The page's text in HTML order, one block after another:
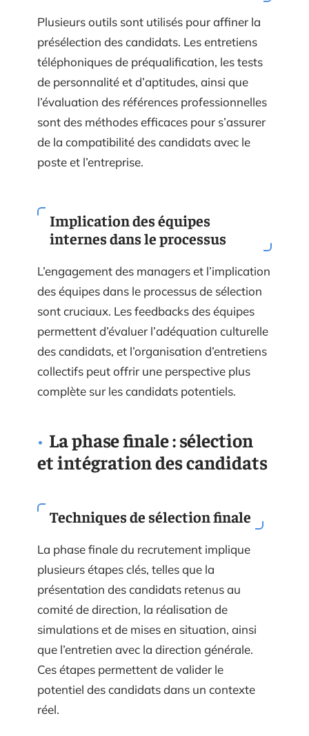
Plusieurs outils sont utilisés pour affiner la
présélection des candidats. Les entretiens
téléphoniques de préqualification, les tests
de personnalité et d’aptitudes, ainsi que
l’évaluation des références professionnelles
sont des méthodes efficaces pour s’assurer
de la compatibilité des candidats avec le
poste et l’entreprise.
Implication des équipes
internes dans le processus
L’engagement des managers et l’implication
des équipes dans le processus de sélection
sont cruciaux. Les feedbacks des équipes
permettent d’évaluer l’adéquation culturelle
des candidats, et l’organisation d’entretiens
collectifs peut offrir une perspective plus
complète sur les candidats potentiels.
La phase finale : sélection
et intégration des candidats
Techniques de sélection finale
La phase finale du recrutement implique
plusieurs étapes clés, telles que la
présentation des candidats retenus au
comité de direction, la réalisation de
simulations et de mises en situation, ainsi
que l’entretien avec la direction générale.
Ces étapes permettent de valider le
potentiel des candidats dans un contexte
réel.